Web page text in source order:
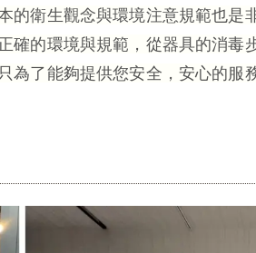
的衛生觀念與環境注意規範也是
確的環境與規範，從器具的消毒
為了能夠提供您安全，安心的服